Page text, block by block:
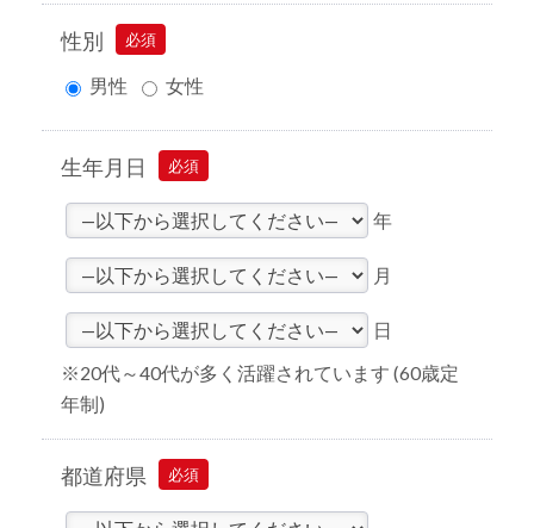
性別 必須
男性 女性
生年月日 必須
年
月
日
※20代～40代が多く活躍されています (60歳定
年制)
都道府県 必須